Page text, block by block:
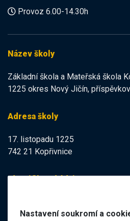
Provoz 6.00-14.30h
Název školy
Základní škola a Mateřská škola
1225 okres Nový Jičín,
Adresa školy
17. listopadu 1225
742 21 Kopřivnice
Identifikační údaje
IČO:47998121
Nastavení soukromí a